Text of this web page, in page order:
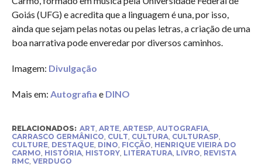
Goiás (UFG) e acredita que a linguagem é una, por isso,
ainda que sejam pelas notas ou pelas letras, a criação de uma
boa narrativa pode enveredar por diversos caminhos.
Imagem: Divulgação
Mais em: Autografia e DINO
RELACIONADOS: ART ARTE, ARTESP AUTOGRAFIA,
CARRASCO GERMÂNICO CULT CULTURA, CULTURASP
CULTURE, DESTAQUE, DINO FICÇÃO HENRIQUE VIEIRA DO
CARMO HISTÓRIA, HISTORY, LITERATURA, LIVRO REVISTA
RMC, VERDUGO